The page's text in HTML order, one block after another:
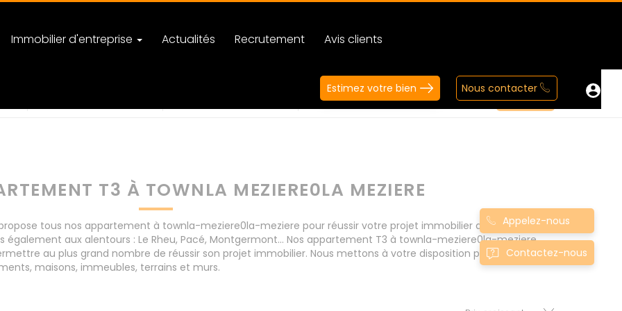
Immobilier d'entreprise Actualités Recrutement Avis clients
Estimez votre bien Nous contacter
T3 À TOWNLA MEZIERE0LA MEZIERE
tous nos appartement à townla-meziere0la-meziere pour réussir votre projet immobilier d' achat.
également aux alentours : Le Rheu, Pacé, Montgermont... Nos appartement T3 à townla-meziere0la-meziere
au plus grand nombre de réussir son projet immobilier. Nous mettons à votre disposition parkings,
maisons, immeubles, terrains et murs.
Appelez-nous
Contactez-nous